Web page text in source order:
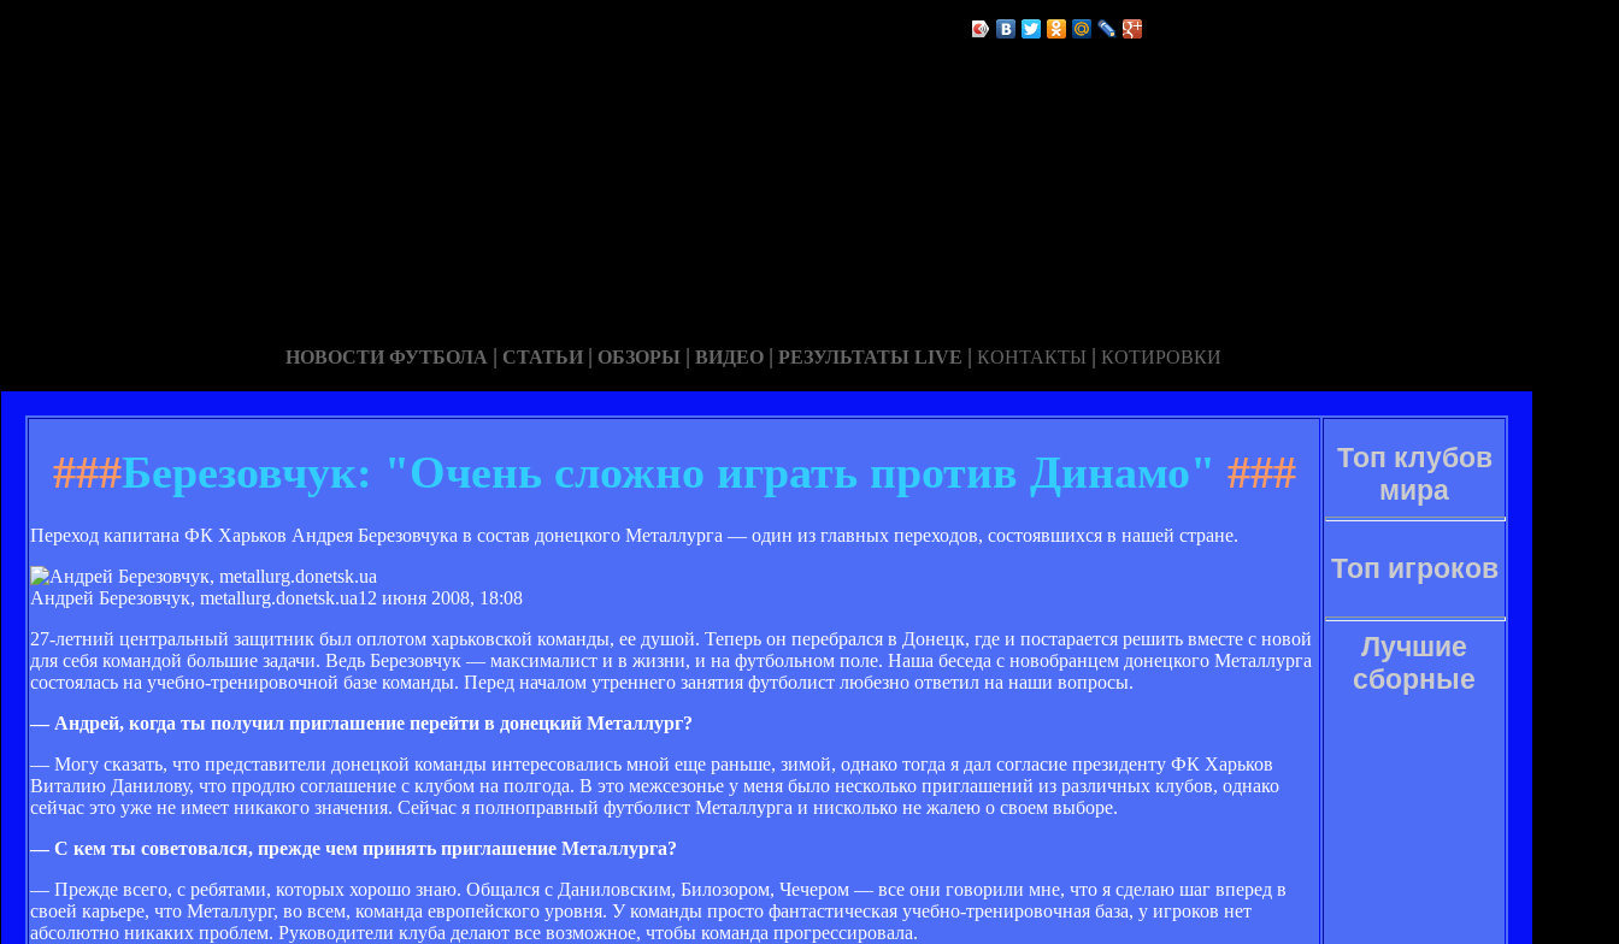
НОВОСТИ ФУТБОЛА | СТАТЬИ | ОБЗОРЫ | ВИДЕО | РЕЗУЛЬТАТЫ LIVE | КОНТАКТЫ | КОТИРОВКИ
###Березовчук: "Очень сложно играть против Динамо" ###
Переход капитана ФК Харьков Андрея Березовчука в состав донецкого Металлурга — один из главных переходов, состоявшихся в нашей стране.
Андрей Березовчук, metallurg.donetsk.ua12 июня 2008, 18:08
27-летний центральный защитник был оплотом харьковской команды, ее душой. Теперь он перебрался в Донецк, где и постарается решить вместе с новой
для себя командой большие задачи. Ведь Березовчук — максималист и в жизни, и на футбольном поле. Наша беседа с новобранцем донецкого Металлурга
состоялась на учебно-тренировочной базе команды. Перед началом утреннего занятия футболист любезно ответил на наши вопросы.
— Андрей, когда ты получил приглашение перейти в донецкий Металлург?
— Могу сказать, что представители донецкой команды интересовались мной еще раньше, зимой, однако тогда я дал согласие президенту ФК Харьков
Виталию Данилову, что продлю соглашение с клубом на полгода. В это межсезонье у меня было несколько приглашений из различных клубов, однако
сейчас это уже не имеет никакого значения. Сейчас я полноправный футболист Металлурга и нисколько не жалею о своем выборе.
— С кем ты советовался, прежде чем принять приглашение Металлурга?
— Прежде всего, с ребятами, которых хорошо знаю. Общался с Даниловским, Билозором, Чечером — все они говорили мне, что я сделаю шаг вперед в
своей карьере, что Металлург, во всем, команда европейского уровня. У команды просто фантастическая учебно-тренировочная база, у игроков нет
абсолютно никаких проблем. Руководители клуба делают все возможное, чтобы команда прогрессировала.
Топ клубов
мира
Топ игроков
Лучшие
сборные